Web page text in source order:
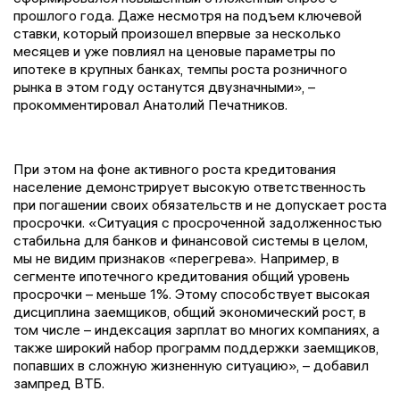
прошлого года. Даже несмотря на подъем ключевой
ставки, который произошел впервые за несколько
месяцев и уже повлиял на ценовые параметры по
ипотеке в крупных банках, темпы роста розничного
рынка в этом году останутся двузначными», –
прокомментировал Анатолий Печатников.
При этом на фоне активного роста кредитования
население демонстрирует высокую ответственность
при погашении своих обязательств и не допускает роста
просрочки. «Ситуация с просроченной задолженностью
стабильна для банков и финансовой системы в целом,
мы не видим признаков «перегрева». Например, в
сегменте ипотечного кредитования общий уровень
просрочки – меньше 1%. Этому способствует высокая
дисциплина заемщиков, общий экономический рост, в
том числе – индексация зарплат во многих компаниях, а
также широкий набор программ поддержки заемщиков,
попавших в сложную жизненную ситуацию», – добавил
зампред ВТБ.